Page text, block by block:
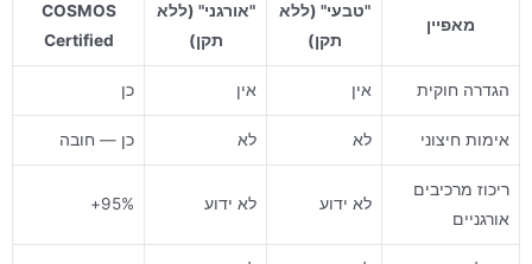
מאפיין
"טבעי" (ללא
תקן)
"אורגני" (ללא
תקן)
COSMOS
Certified
הגדרה חוקית אין אין כן
אימות חיצוני לא לא כן — חובה
ריכוז מרכיבים
אורגניים
לא ידוע לא ידוע 95%+